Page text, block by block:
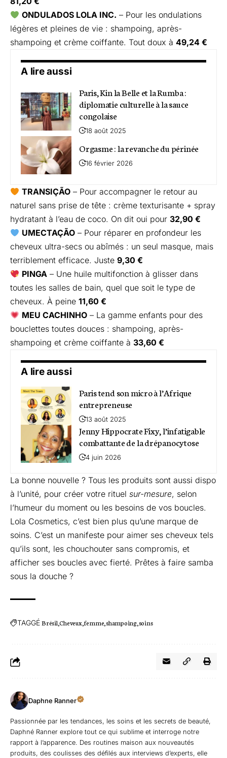
ONDULADOS LOLA INC. – Pour les ondulations
légères et pleines de vie : shampoing, après-
shampoing et crème coiffante. Tout doux à 49,24 €
A lire aussi
Paris, Kin la Belle et la Rumba :
diplomatie culturelle à la sauce
congolaise
18 août 2025
Orgasme : la revanche du périnée
16 février 2026
TRANSIÇÃO – Pour accompagner le retour au
naturel sans prise de tête : crème texturisante + spray
hydratant à l’eau de coco. On dit oui pour 32,90 €
UMECTAÇÃO – Pour réparer en profondeur les
cheveux ultra-secs ou abîmés : un seul masque, mais
terriblement efficace. Juste 9,30 €
PINGA – Une huile multifonction à glisser dans
toutes les salles de bain, quel que soit le type de
cheveux. À peine 11,60 €
MEU CACHINHO – La gamme enfants pour des
bouclettes toutes douces : shampoing, après-
shampoing et crème coiffante à 33,60 €
A lire aussi
Paris tend son micro à l’Afrique
entrepreneuse
13 août 2025
Jenny Hippocrate Fixy, l’infatigable
combattante de la drépanocytose
4 juin 2026
La bonne nouvelle ? Tous les produits sont aussi dispo
à l’unité, pour créer votre rituel sur-mesure, selon
l’humeur du moment ou les besoins de vos boucles.
Lola Cosmetics, c’est bien plus qu’une marque de
soins. C’est un manifeste pour aimer ses cheveux tels
qu’ils sont, les chouchouter sans compromis, et
afficher ses boucles avec fierté. Prêtes à faire samba
sous la douche ?
TAGGÉBrésil Cheveux femme shampoing soins
Daphne Ranner
Passionnée par les tendances, les soins et les secrets de beauté,
Daphné Ranner explore tout ce qui sublime et interroge notre
rapport à l’apparence. Des routines maison aux nouveautés
produits, des coulisses des défilés aux interviews d’experts, elle